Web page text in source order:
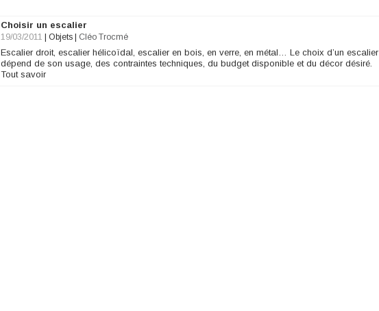
Choisir un escalier
19/03/2011 Objets Cléo Trocmé
Escalier droit, escalier hélicoïdal, escalier en bois, en verre, en métal… Le choix d’un escalier
dépend de son usage, des contraintes techniques, du budget disponible et du décor désiré.
Tout savoir